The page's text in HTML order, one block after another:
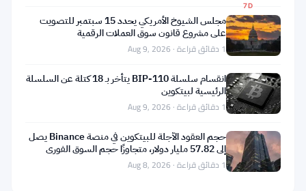
7D
▼
3.84%
مشاركة:
مجلس الشيوخ الأمريكي يحدد 15 سبتمبر للتصويت
على مشروع قانون سوق العملات الرقمية
1 دقائق قراءة · Aug 9, 2026
انقسام سلسلة BIP-110 يتأخر بـ 18 كتلة عن السلسلة
الرئيسية لبيتكوين
1 دقائق قراءة · Aug 9, 2026
حجم العقود الآجلة للبيتكوين في منصة Binance يصل
إلى 57.82 مليار دولار، متجاوزًا حجم السوق الفوري
بثمانية أضعاف1 دقائق قراءة · Aug 8, 2026